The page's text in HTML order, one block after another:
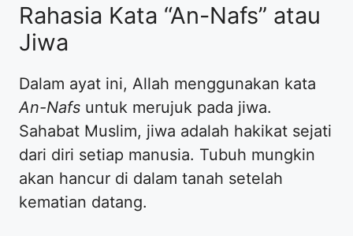
Rahasia Kata “An-Nafs” atau
Jiwa
Dalam ayat ini, Allah menggunakan kata
An-Nafs untuk merujuk pada jiwa.
Sahabat Muslim, jiwa adalah hakikat sejati
dari diri setiap manusia. Tubuh mungkin
akan hancur di dalam tanah setelah
kematian datang.